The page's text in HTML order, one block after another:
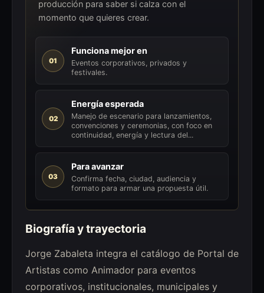
producción para saber si calza con el
momento que quieres crear.
01
Funciona mejor en
Eventos corporativos, privados y
festivales.
02
Energía esperada
Manejo de escenario para lanzamientos,
convenciones y ceremonias, con foco en
continuidad, energía y lectura del...
03
Para avanzar
Confirma fecha, ciudad, audiencia y
formato para armar una propuesta útil.
Biografía y trayectoria
Jorge Zabaleta integra el catálogo de Portal de
Artistas como Animador para eventos
corporativos, institucionales, municipales y